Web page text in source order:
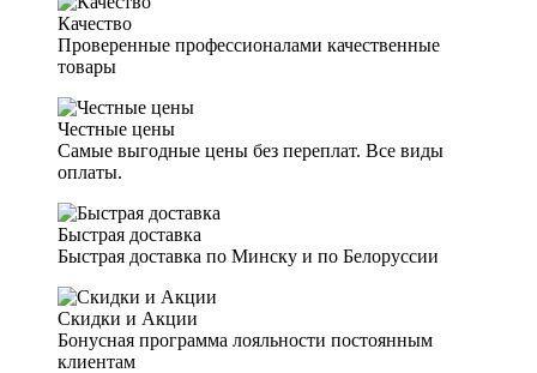
Качество
Проверенные профессионалами качественные
товары
Честные цены
Самые выгодные цены без переплат. Все виды
оплаты.
Быстрая доставка
Быстрая доставка по Минску и по Белоруссии
Скидки и Акции
Бонусная программа лояльности постоянным
клиентам